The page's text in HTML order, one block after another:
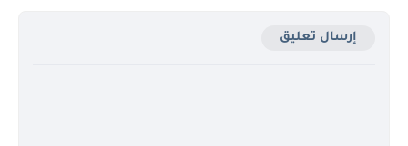
إرسال تعليق